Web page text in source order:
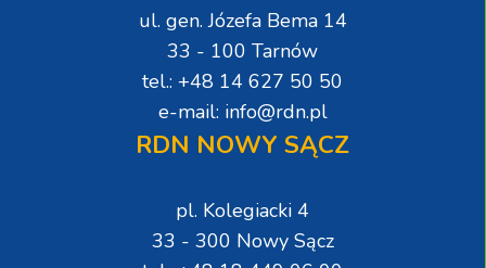
ul. gen. Józefa Bema 14
33 - 100 Tarnów
tel.: +48 14 627 50 50
e-mail: info@rdn.pl
RDN NOWY SĄCZ
pl. Kolegiacki 4
33 - 300 Nowy Sącz